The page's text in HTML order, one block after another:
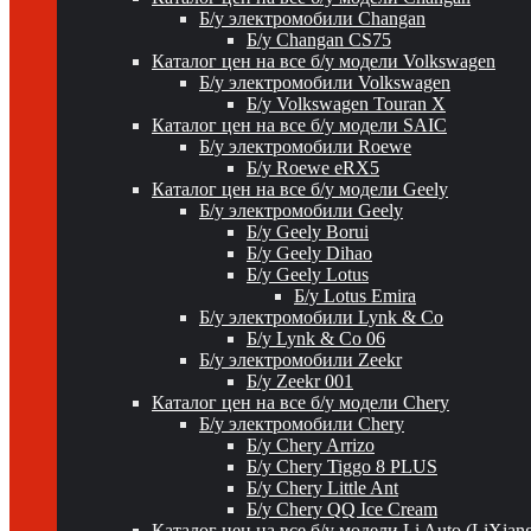
Б/у электромобили Changan
Б/у Changan CS75
Каталог цен на все б/у модели Volkswagen
Б/у электромобили Volkswagen
Б/у Volkswagen Touran X
Каталог цен на все б/у модели SAIC
Б/у электромобили Roewe
Б/у Roewe eRX5
Каталог цен на все б/у модели Geely
Б/у электромобили Geely
Б/у Geely Borui
Б/у Geely Dihao
Б/у Geely Lotus
Б/у Lotus Emira
Б/у электромобили Lynk & Co
Б/у Lynk & Co 06
Б/у электромобили Zeekr
Б/у Zeekr 001
Каталог цен на все б/у модели Chery
Б/у электромобили Chery
Б/у Chery Arrizo
Б/у Chery Tiggo 8 PLUS
Б/у Chery Little Ant
Б/у Chery QQ Ice Cream